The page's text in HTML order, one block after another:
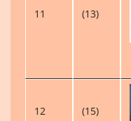
11 (13)
12 (15)